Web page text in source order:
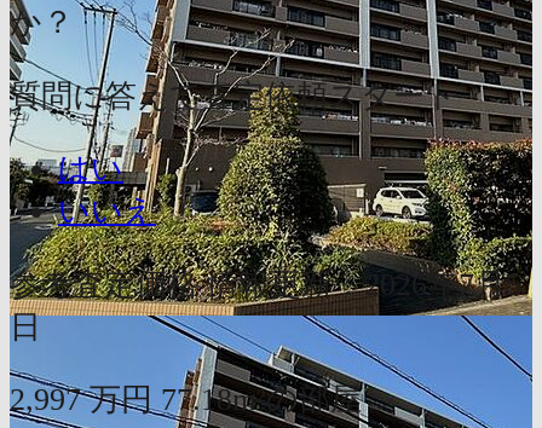
か？
質問に答えて査定依頼スタート
はい
いいえ
参考査定価格 情報更新：2026年7月5
日
2,997 万円 77.18m²の部屋